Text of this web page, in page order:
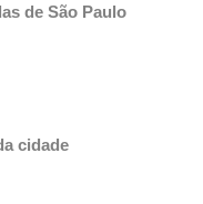
de São Paulo
cidade